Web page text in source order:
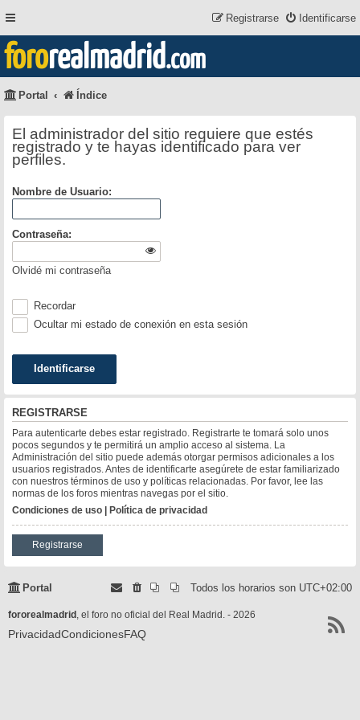
Identificarse
Registrarse
fororealmadrid.com
Portal Índice
El administrador del sitio requiere que estés
registrado y te hayas identificado para ver
perfiles.
Nombre de Usuario:
Contraseña:
Olvidé mi contraseña
Recordar
Ocultar mi estado de conexión en esta sesión
REGISTRARSE
Para autenticarte debes estar registrado. Registrarte te tomará solo unos
pocos segundos y te permitirá un amplio acceso al sistema. La
Administración del sitio puede además otorgar permisos adicionales a los
usuarios registrados. Antes de identificarte asegúrete de estar familiarizado
con nuestros términos de uso y políticas relacionadas. Por favor, lee las
normas de los foros mientras navegas por el sitio.
Condiciones de uso | Política de privacidad
Registrarse
Portal Todos los horarios son UTC+02:00
fororealmadrid , el foro no oficial del Real Madrid. - 2026
PrivacidadCondicionesFAQ